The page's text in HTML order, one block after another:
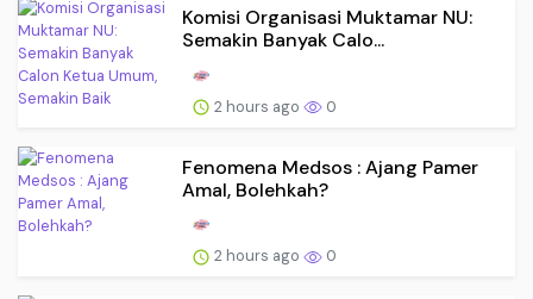
Komisi Organisasi Muktamar NU:
Semakin Banyak Calo...
2 hours ago 0
Fenomena Medsos : Ajang Pamer
Amal, Bolehkah?
2 hours ago 0